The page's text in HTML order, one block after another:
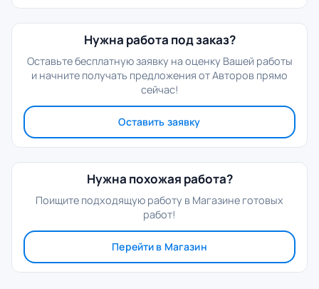
Нужна работа под заказ?
Оставьте бесплатную заявку на оценку Вашей работы
и начните получать предложения от Авторов прямо
сейчас!
Оставить заявку
Нужна похожая работа?
Поищите подходящую работу в Магазине готовых
работ!
Перейти в Магазин